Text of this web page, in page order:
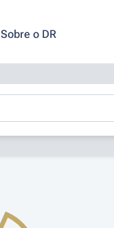
Sobre o DR